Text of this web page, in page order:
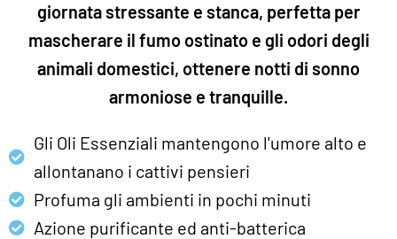
giornata stressante e stanca, perfetta per
mascherare il fumo ostinato e gli odori degli
animali domestici, ottenere notti di sonno
armoniose e tranquille.
Gli Oli Essenziali mantengono l'umore alto e
allontanano i cattivi pensieri
Profuma gli ambienti in pochi minuti
Azione purificante ed anti-batterica